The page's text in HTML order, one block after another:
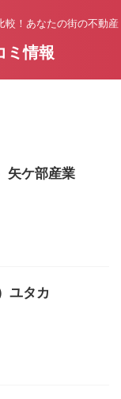
較！あなたの街の不動産
ミ情報
矢ケ部産業
ユタカ